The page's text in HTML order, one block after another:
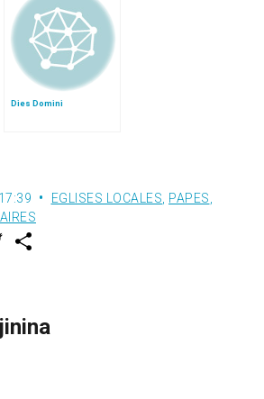
Dies Domini
EGLISES LOCALES PAPES
w
r